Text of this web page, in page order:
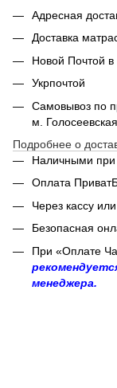
Адресная
Доставка
Новой Почтой в
Укрпочтой
Самовывоз по
м.
Подробнее о
Наличными при
Оплата
Через кассу
Безопасная
При «Оплате
менеджера.